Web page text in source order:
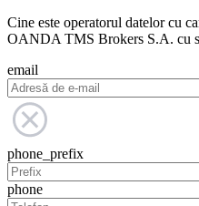
Cine este operatorul datelor cu
OANDA TMS Brokers S.A. cu
email
phone_prefix
phone